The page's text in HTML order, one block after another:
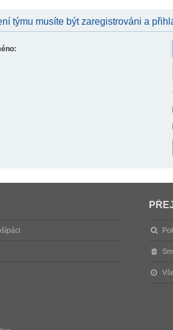
týmu musíte být zaregistrováni a